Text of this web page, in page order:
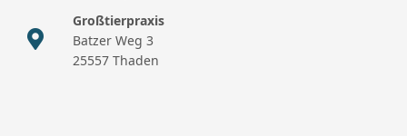
Großtierpraxis
Batzer Weg 3
25557 Thaden